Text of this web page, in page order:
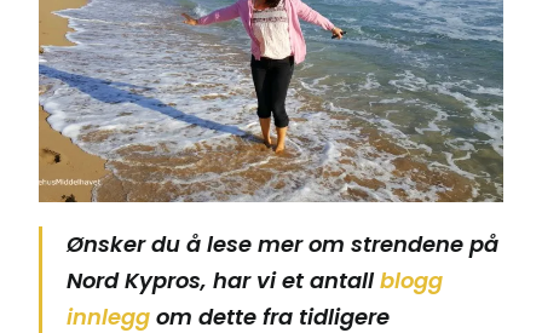
Ønsker du å lese mer om strendene på
Nord Kypros, har vi et antallblogg
innlegg om dette fra tidligere